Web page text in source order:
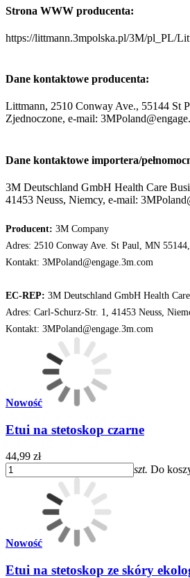
Strona WWW producenta:
https://littmann.3mpolska.pl/3M/pl_PL/
Dane kontaktowe producenta:
Littmann, 2510 Conway Ave., 55144 St
Zjednoczone, e-mail:
Dane kontaktowe importera/
3M Deutschland GmbH Health Care
41453 Neuss, Niemcy, e-mail:
Producent: 3M Company
Adres: 2510 Conway Ave. St Paul, MN
Kontakt: 3MPoland@engage.3m.com
EC-REP: 3M Deutschland GmbH Health
Adres: Carl-Schurz-Str. 1, 41453 Neuss,
Kontakt: 3MPoland@engage.3m.com
Nowość
Etui na stetoskop czarne
44,99 zł
szt. Do
Nowość
Etui na stetoskop ze skóry